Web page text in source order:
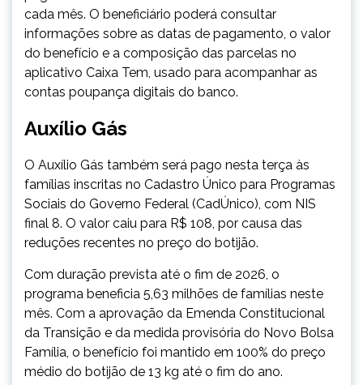
cada mês. O beneficiário poderá consultar
informações sobre as datas de pagamento, o valor
do benefício e a composição das parcelas no
aplicativo Caixa Tem, usado para acompanhar as
contas poupança digitais do banco.
Auxílio Gás
O Auxílio Gás também será pago nesta terça às
famílias inscritas no Cadastro Único para Programas
Sociais do Governo Federal (CadÚnico), com NIS
final 8. O valor caiu para R$ 108, por causa das
reduções recentes no preço do botijão.
Com duração prevista até o fim de 2026, o
programa beneficia 5,63 milhões de famílias neste
mês. Com a aprovação da Emenda Constitucional
da Transição e da medida provisória do Novo Bolsa
Família, o benefício foi mantido em 100% do preço
médio do botijão de 13 kg até o fim do ano.